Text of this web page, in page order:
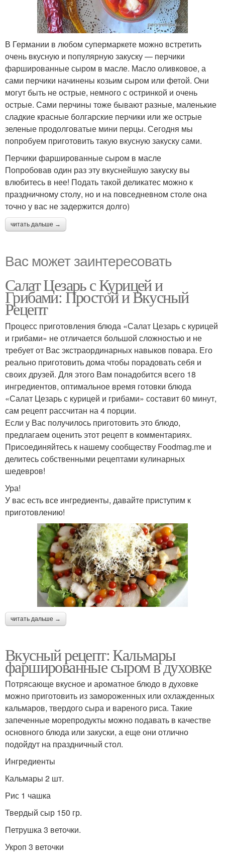
В Германии в любом супермаркете можно встретить
очень вкусную и популярную закуску — перчики
фаршированные сыром в масле. Масло оливковое, а
сами перчики начинены козьим сыром или фетой. Они
могут быть не острые, немного с остринкой и очень
острые. Сами перчины тоже бывают разные, маленькие
сладкие красные болгарские перчики или же острые
зеленые продолговатые мини перцы. Сегодня мы
попробуем приготовить такую вкусную закуску сами.
Перчики фаршированные сыром в масле
Попробовав один раз эту вкуснейшую закуску вы
влюбитесь в нее! Подать такой деликатес можно к
праздничному столу, но и на повседневном столе она
точно у вас не задержится долго)
читать дальше →
Вас может заинтересовать
Салат Цезарь с Курицей и
Грибами: Простой и Вкусный
Рецепт
Процесс приготовления блюда «Салат Цезарь с курицей
и грибами» не отличается большой сложностью и не
требует от Вас экстраординарных навыков повара. Его
реально приготовить дома чтобы порадовать себя и
своих друзей. Для этого Вам понадобится всего 18
ингредиентов, оптимальное время готовки блюда
«Салат Цезарь с курицей и грибами» составит 60 минут,
сам рецепт рассчитан на 4 порции.
Если у Вас получилось приготовить это блюдо,
предлагаем оценить этот рецепт в комментариях.
Присоединяйтесь к нашему сообществу Foodmag.me и
делитесь собственными рецептами кулинарных
шедевров!
Ура!
У вас есть все ингредиенты, давайте приступим к
приготовлению!
читать дальше →
Вкусный рецепт: Кальмары
фаршированные сыром в духовке
Потрясающе вкусное и ароматное блюдо в духовке
можно приготовить из замороженных или охлажденных
кальмаров, твердого сыра и вареного риса. Такие
запеченные морепродукты можно подавать в качестве
основного блюда или закуски, а еще они отлично
подойдут на праздничный стол.
Ингредиенты
Кальмары 2 шт.
Рис 1 чашка
Твердый сыр 150 гр.
Петрушка 3 веточки.
Укроп 3 веточки